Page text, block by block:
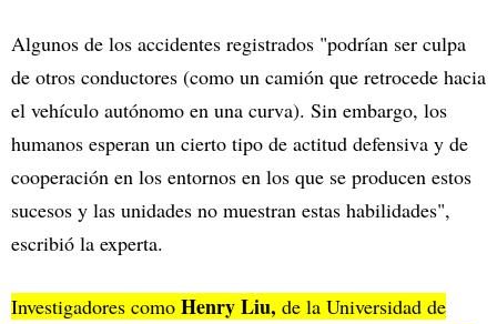
Algunos de los accidentes registrados "podrían ser culpa
de otros conductores (como un camión que retrocede hacia
el vehículo autónomo en una curva). Sin embargo, los
humanos esperan un cierto tipo de actitud defensiva y de
cooperación en los entornos en los que se producen estos
sucesos y las unidades no muestran estas habilidades",
escribió la experta.
Investigadores como Henry Liu, de la Universidad de